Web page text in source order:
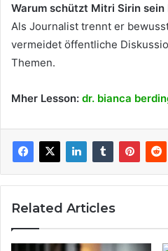
Warum schützt Mitri Sirin
Als Journalist trennt er
vermeidet öffentliche
Themen.
Mher Lesson: dr. bianca
Related Articles